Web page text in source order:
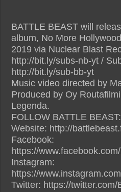
BATTLE BEAST will
album, No More
2019 via Nuclear Blast
http://bit.ly/subs-nb-yt /
http://bit.ly/sub-bb-yt
Music video directed by
Produced by Oy
Legenda.
FOLLOW BATTLE BEAST:
Website: http://
Facebook:
https://
Instagram:
https://
Twitter: https://twitter.com/